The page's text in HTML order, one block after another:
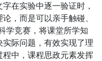
在实验中逐一验证时，
，而是可以亲手触碰、
学竞赛，将课堂所学知
际问题，有效实现了理
中，课程思政元素发挥